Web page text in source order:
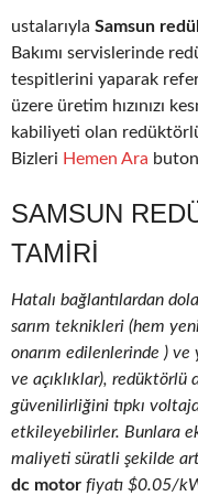
ustalarıyla Samsun
Bakımı servislerinde
tespitlerini yaparak
üzere üretim hızınızı
kabiliyeti olan
Bizleri Hemen Ara
SAMSUN
TAMIRI
Hatalı bağlantılardan
sarım teknikleri (hem
onarım edilenlerinde ) ve
ve açıklıklar), redüktörlü
güvenilirliğini tıpkı
etkileyebilirler. Bunlara
maliyeti süratli şekilde
dc motor fiyatı $0.05/